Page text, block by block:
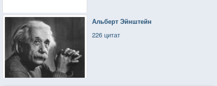
Альберт Эйнштейн
226 цитат